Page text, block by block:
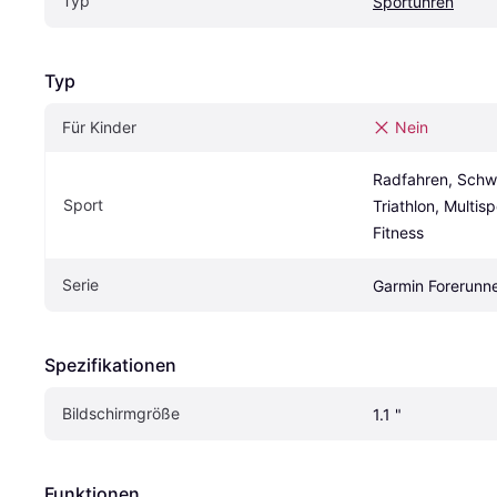
Typ
Für Kinder Nein
Sport
Radfahren,
Triathlon,
Fitness
Serie Garmin
Spezifikationen
Bildschirmgröße 1.1 "